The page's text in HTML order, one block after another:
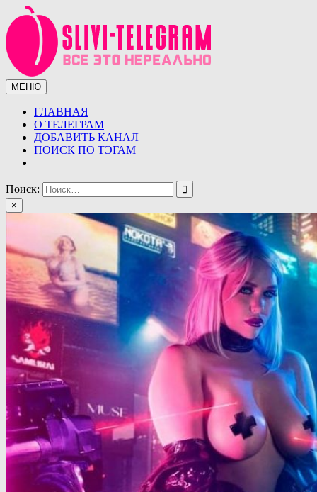
Перейти
к
содержимому
Сливы телеграмм (telegram)
Сливы ТГ (telegram) от курсов до слив знаменитостей.
Уникальная база слив ТГ
МЕНЮ
ГЛАВНАЯ
О ТЕЛЕГРАМ
ДОБАВИТЬ КАНАЛ
ПОИСК ПО ТЭГАМ
Поиск:
×